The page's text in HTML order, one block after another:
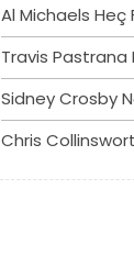
Al Michaels Heç
Travis Pastrana
Sidney Crosby
Chris